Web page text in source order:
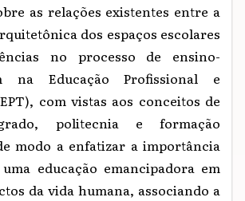
as relações existentes entre a
dos espaços escolares
no processo de ensino-
na Educação Profissional e
com vistas aos conceitos de
politecnia e formação
modo a enfatizar a importância
educação emancipadora em
da vida humana, associando a